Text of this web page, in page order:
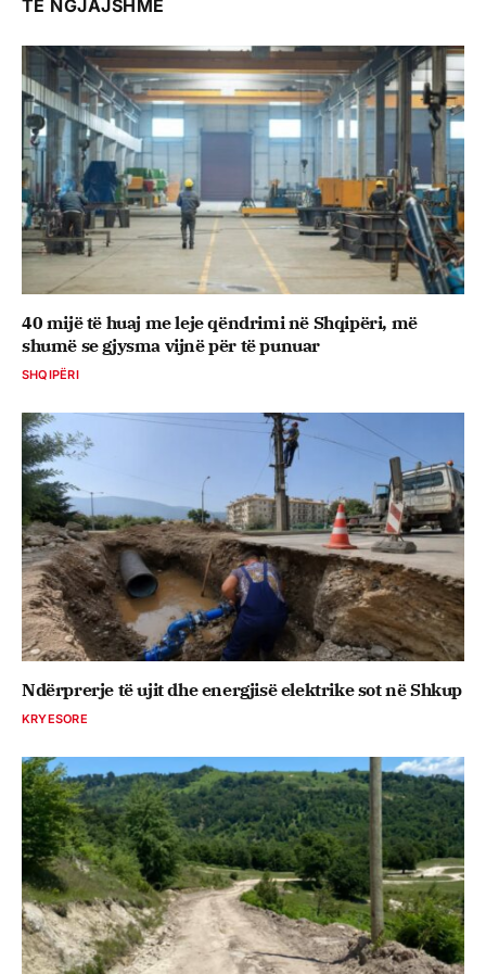
TË NGJAJSHME
40 mijë të huaj me leje qëndrimi në Shqipëri, më
shumë se gjysma vijnë për të punuar
SHQIPËRI
Ndërprerje të ujit dhe energjisë elektrike sot në Shkup
KRYESORE